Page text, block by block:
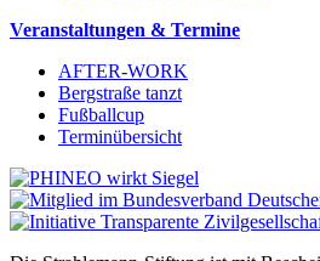
Veranstaltungen & Termine
AFTER-WORK
Bergstraße tanzt
Fußballcup
Terminübersicht